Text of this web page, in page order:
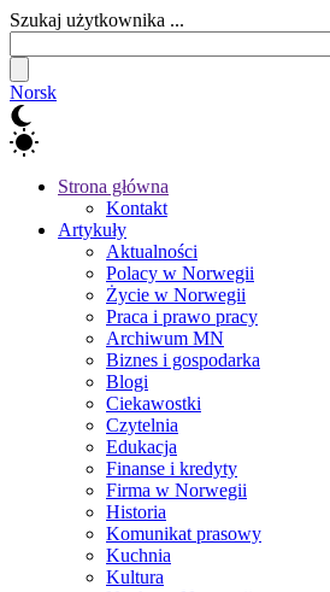
Szukaj użytkownika ...
Norsk
Strona główna
Kontakt
Artykuły
Aktualności
Polacy w Norwegii
Życie w Norwegii
Praca i prawo pracy
Archiwum MN
Biznes i gospodarka
Blogi
Ciekawostki
Czytelnia
Edukacja
Finanse i kredyty
Firma w Norwegii
Historia
Komunikat prasowy
Kuchnia
Kultura